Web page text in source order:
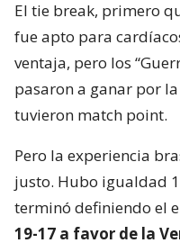
El tie break, primero
fue apto para
ventaja, pero los
pasaron a ganar por
tuvieron match point.
Pero la experiencia
justo. Hubo igualdad
terminó definiendo el
19-17 a favor de la